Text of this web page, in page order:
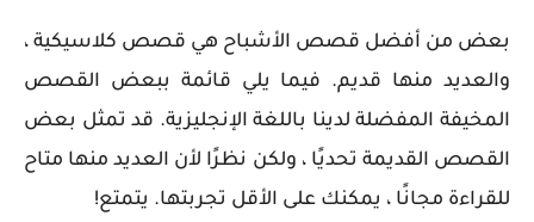
بعض من أفضل قصص الأشباح هي قصص كلاسيكية ،
والعديد منها قديم. فيما يلي قائمة ببعض القصص
المخيفة المفضلة لدينا باللغة الإنجليزية. قد تمثل بعض
القصص القديمة تحديًا ، ولكن نظرًا لأن العديد منها متاح
للقراءة مجانًا ، يمكنك على الأقل تجربتها. يتمتع!